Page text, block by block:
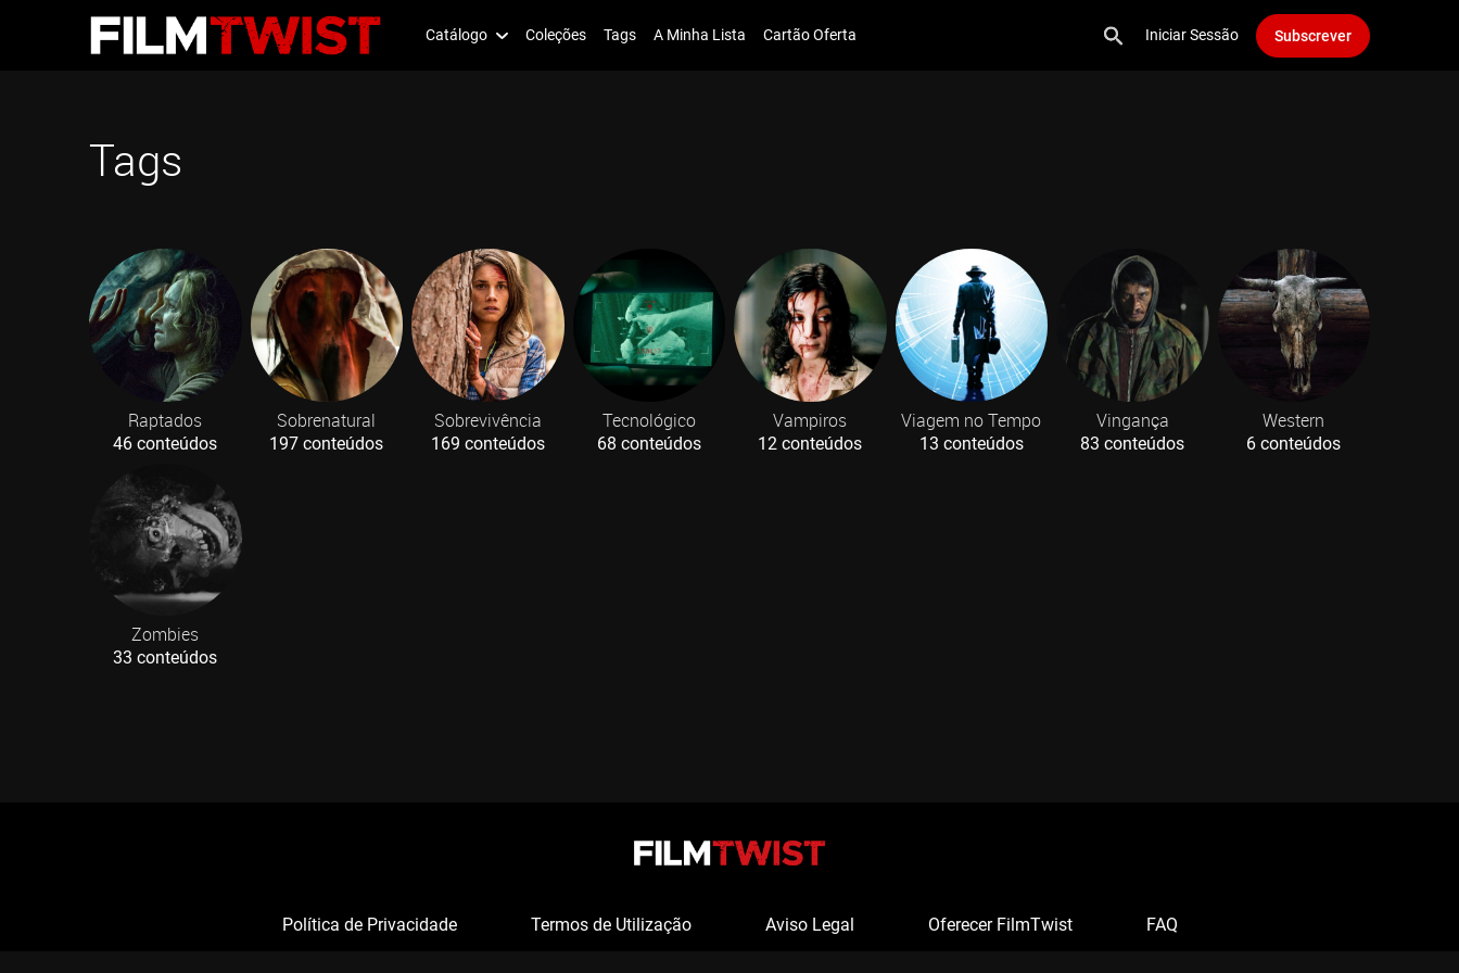
Catálogo Coleções Tags A Minha Lista Cartão Oferta Iniciar Sessão Subscrever
Tags
Raptados
46 conteúdos
Sobrenatural
197 conteúdos
Sobrevivência
169 conteúdos
Tecnológico
68 conteúdos
Vampiros
12 conteúdos
Viagem no Tempo
13 conteúdos
Vingança
83 conteúdos
Western
6 conteúdos
Zombies
33 conteúdos
Política de Privacidade Termos de Utilização Aviso Legal Oferecer FilmTwist FAQ